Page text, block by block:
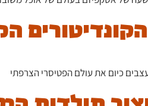
כיום את עולם הפטיסרי הצרפתי